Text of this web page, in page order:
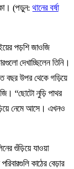
(পড়ুন:থানের বর্ষা
পড়শি জাওজি
দেখাচ্ছিলেন তিনি।
বছর উপর থেকে গড়িয়ে
“ছোটো নুড়ি পাথর
নেমে আসে। এখনও
গুঁড়িয়ে যাওয়া
কাঠের বেড়ার